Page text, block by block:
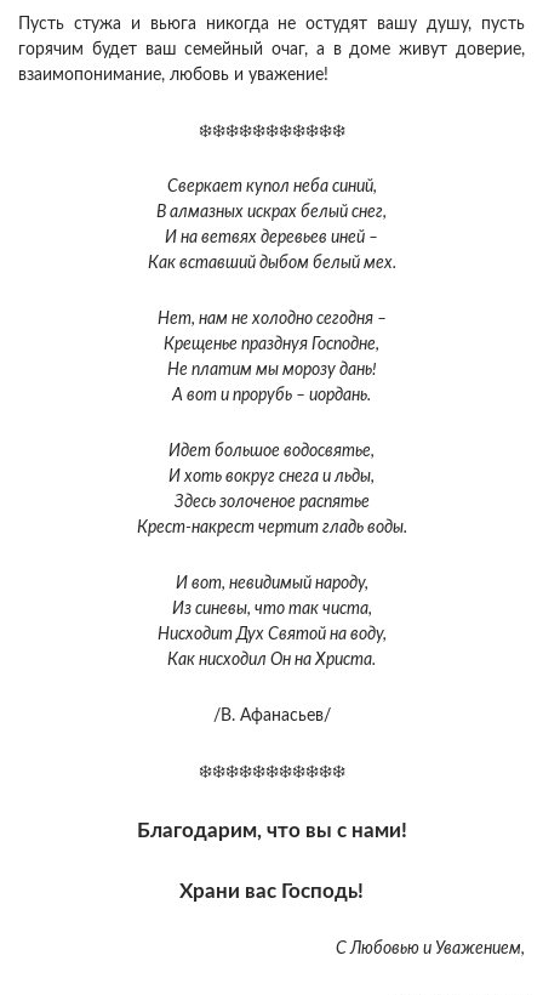
Пусть стужа и вьюга никогда не остудят вашу душу, пусть
горячим будет ваш семейный очаг, а в доме живут доверие,
взаимопонимание, любовь и уважение!
❄️❄️❄️❄️❄️❄️❄️❄️❄️❄️❄️
Сверкает купол неба синий,
В алмазных искрах белый снег,
И на ветвях деревьев иней –
Как вставший дыбом белый мех.
Нет, нам не холодно сегодня –
Крещенье празднуя Господне,
Не платим мы морозу дань!
А вот и прорубь – иордань.
Идет большое водосвятье,
И хоть вокруг снега и льды,
Здесь золоченое распятье
Крест-накрест чертит гладь воды.
И вот, невидимый народу,
Из синевы, что так чиста,
Нисходит Дух Святой на воду,
Как нисходил Он на Христа.
/В. Афанасьев/
❄️❄️❄️❄️❄️❄️❄️❄️❄️❄️❄️
Благодарим, что вы с нами!
Храни вас Господь!
С Любовью и Уважением,